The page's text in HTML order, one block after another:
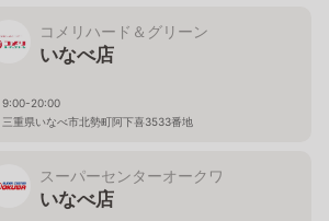
コメリハード＆グリーン
いなべ店
9:00-20:00
三重県いなべ市北勢町阿下喜3533番地
スーパーセンターオークワ
いなべ店